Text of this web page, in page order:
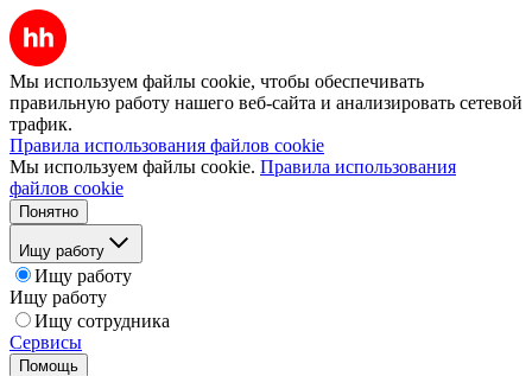
Мы используем файлы cookie, чтобы обеспечивать
правильную работу нашего веб-сайта и анализировать сетевой
трафик.
Правила использования файлов cookie
Мы используем файлы cookie. Правила использования
файлов cookie
Понятно
Ищу работу
Ищу работу
Ищу работу
Ищу сотрудника
Сервисы
Помощь